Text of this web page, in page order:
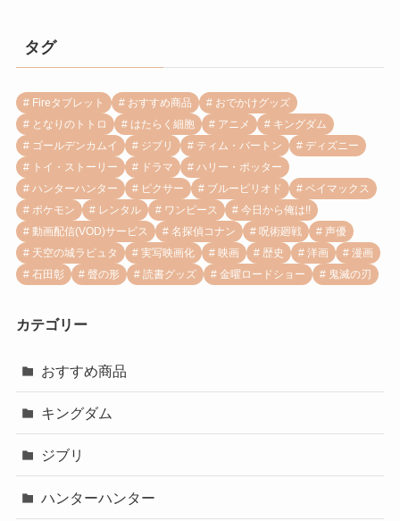
タグ
Fireタブレット おすすめ商品
おでかけグッズ
となりのトトロ
はたらく細胞 アニメ
キングダム
ゴールデンカムイ
ジブリ ティム・バートン
ディズニー
トイ・ストーリー
ドラマ
ハリー・ポッター
ハンターハンター
ピクサー ブルーピリオド
ベイマックス
ポケモン
レンタル ワンピース
今日から俺は!!
動画配信(VOD)サービス
名探偵コナン 呪術廻戦
声優
天空の城ラピュタ
実写映画化 映画 歴史 洋画
漫画
石田彰
聲の形 読書グッズ 金曜ロードショー 鬼滅の刃
カテゴリー
おすすめ商品
キングダム
ジブリ
ハンターハンター